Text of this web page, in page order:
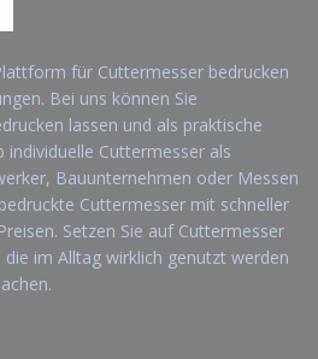
für Cuttermesser bedrucken
Bei uns können Sie
lassen und als praktische
individuelle Cuttermesser als
Bauunternehmen oder Messen
Cuttermesser mit schneller
Setzen Sie auf Cuttermesser
im Alltag wirklich genutzt werden